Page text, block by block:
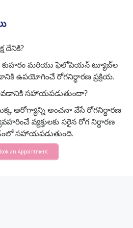
దేనికి?
కుహరం మరియు ఫెలోపియన్ ట్యూబ్‌ల
ఉపయోగించే రోగనిర్ధారణ ప్రక్రియ.
సహాయపడుతుందా?
ఆరోగ్యాన్ని అంచనా వేసే రోగనిర్ధారణ
వ్యక్తులకు సరైన రోగ నిర్ధారణ
సహాయపడుతుంది.
an Appointment